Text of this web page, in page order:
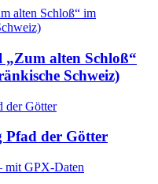
„Zum alten Schloß“
Schweiz)
Pfad der Götter